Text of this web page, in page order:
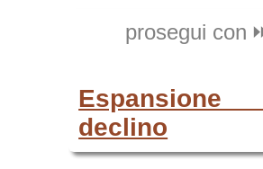
prosegui con
declino